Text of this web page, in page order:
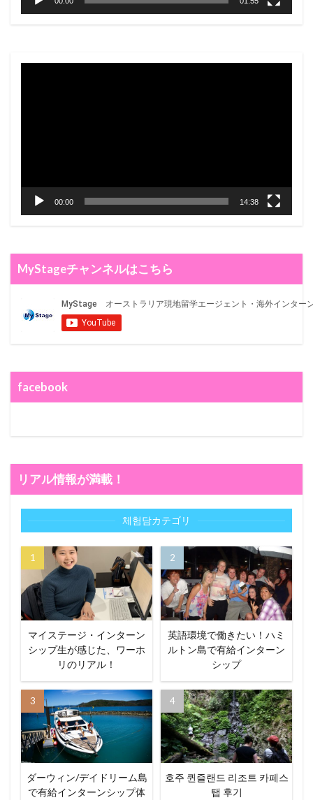
비
00:00 14:38
MyStageチャンネルはこちら
facebook
リアル情報が満載！
체험담カテゴリ
マイステージ・インターン
シップ生が感じた、ワーホ
リのリアル！
英語環境で働きたい！ハミ
ルトン島で有給インターン
シップ
ダーウィン/デイドリーム島
で有給インターンシップ体
호주 퀸즐랜드 리조트 카페스
탭 후기